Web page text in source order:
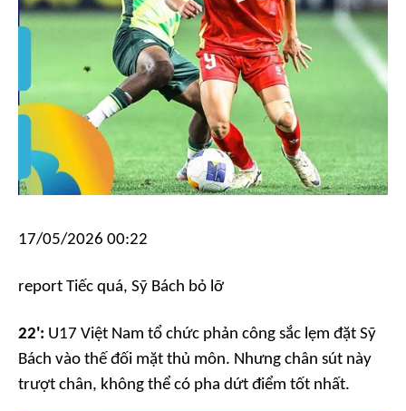
17/05/2026 00:22
report Tiếc quá, Sỹ Bách bỏ lỡ
22': U17 Việt Nam tổ chức phản công sắc lẹm đặt Sỹ
Bách vào thế đối mặt thủ môn. Nhưng chân sút này
trượt chân, không thể có pha dứt điểm tốt nhất.